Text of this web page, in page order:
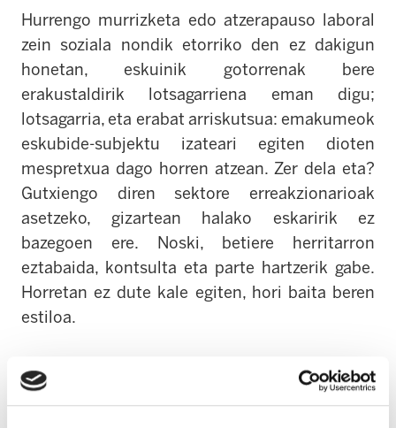
Hurrengo murrizketa edo atzerapauso laboral
zein soziala nondik etorriko den ez dakigun
honetan, eskuinik gotorrenak bere
erakustaldirik lotsagarriena eman digu;
lotsagarria, eta erabat arriskutsua: emakumeok
eskubide-subjektu izateari egiten dioten
mespretxua dago horren atzean. Zer dela eta?
Gutxiengo diren sektore erreakzionarioak
asetzeko, gizartean halako eskaririk ez
bazegoen ere. Noski, betiere herritarron
eztabaida, kontsulta eta parte hartzerik gabe.
Horretan ez dute kale egiten, hori baita beren
estiloa.
Hori hala da, izan ere, bizitzaren ustezko